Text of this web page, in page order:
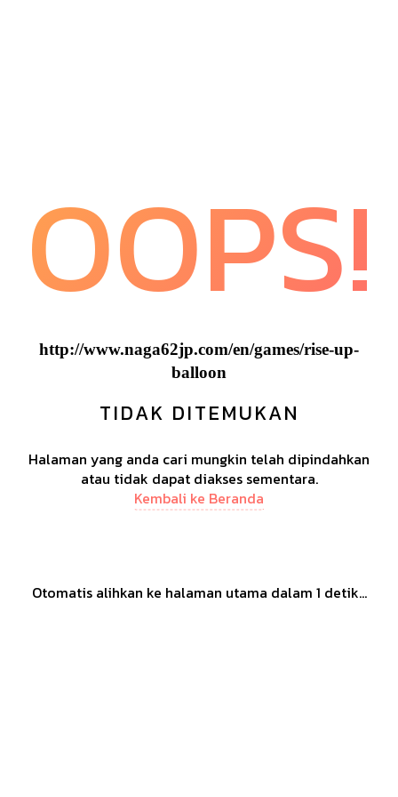
OOPS!
http://www.naga62jp.com/en/games/rise-up-
balloon
TIDAK DITEMUKAN
Halaman yang anda cari mungkin telah dipindahkan
atau tidak dapat diakses sementara.
Kembali ke Beranda
Otomatis alihkan ke halaman utama dalam 1 detik...